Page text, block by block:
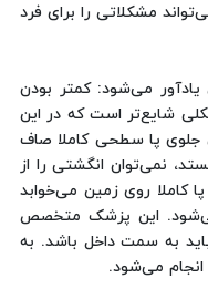
مشکلاتی را برای فرد
می‌شود: کمتر بودن
شایع‌تر است که در این
جلوی پا سطحی کاملا صاف
نمی‌توان انگشتی را از
کاملا روی زمین می‌خوابد
این پزشک متخصص
به سمت داخل باشد. به
می‌شود.